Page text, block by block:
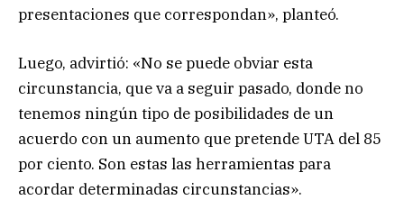
presentaciones que correspondan», planteó.
Luego, advirtió: «No se puede obviar esta
circunstancia, que va a seguir pasado, donde no
tenemos ningún tipo de posibilidades de un
acuerdo con un aumento que pretende UTA del 85
por ciento. Son estas las herramientas para
acordar determinadas circunstancias».